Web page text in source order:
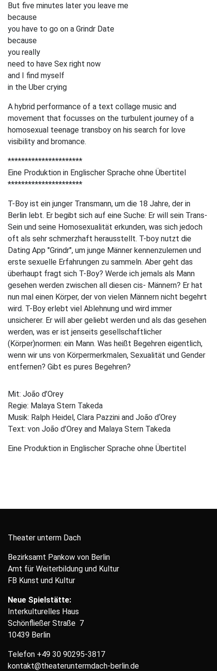
But five minutes later you leave me
because
you have to go on a Grindr Date
because
you really
need to have Sex right now
and I find myself
in the Uber crying
A hybrid performance of a text collage music and
movement that focusses on the turbulent journey of a
homosexual teenage transboy on his search for love
visibility and bromance.
**********************
Eine Produktion in Englischer Sprache ohne Übertitel
**********************
T-Boy ist ein junger Transmann, um die 18 Jahre, der in
Berlin lebt. Er begibt sich auf eine Suche: Er will sein Trans-
Sein und seine Homosexualität erkunden, was sich jedoch
oft als sehr schmerzhaft herausstellt. T-boy nutzt die
Dating App "Grindr", um junge Männer kennenzulernen und
erste sexuelle Erfahrungen zu sammeln. Aber geht das
überhaupt fragt sich T-Boy? Werde ich jemals als Mann
gesehen werden zwischen all diesen cis- Männern? Er hat
nun mal einen Körper, der von vielen Männern nicht begehrt
wird. T-Boy erlebt viel Ablehnung und wird immer
unsicherer. Er will aber geliebt werden und als das gesehen
werden, was er ist jenseits gesellschaftlicher
(Körper)normen: ein Mann. Was heißt Begehren eigentlich,
wenn wir uns von Körpermerkmalen, Sexualität und Gender
entfernen? Gibt es pures Begehren?
Mit: João d’Orey
Regie: Malaya Stern Takeda
Musik: Ralph Heidel, Clara Pazzini and João d‘Orey
Text: von João d’Orey and Malaya Stern Takeda
Eine Produktion in Englischer Sprache ohne Übertitel
Theater unterm Dach
Bezirksamt Pankow von Berlin
Amt für Weiterbildung und Kultur
FB Kunst und Kultur
Neue Spielstätte:
Interkulturelles Haus
Schönfließer Straße 7
10439 Berlin
Telefon +49 30 90295-3817
kontakt@theateruntermdach-berlin.de